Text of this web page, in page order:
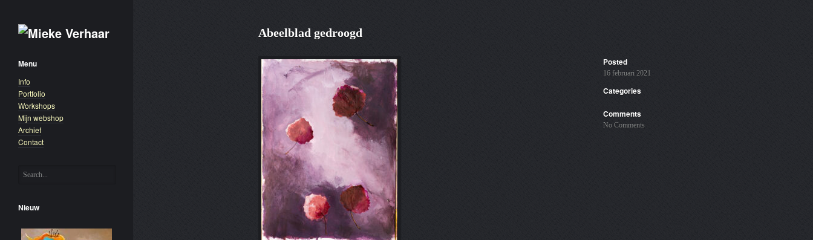
Menu
Info
Portfolio
Workshops
Mijn webshop
Archief
Contact
Nieuw
Abeelblad gedroogd
Posted
16 februari 2021
Categories
Comments
No Comments